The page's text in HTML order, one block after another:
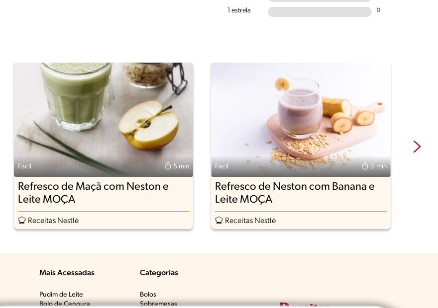
1 estrela 0
Fácil 5 min
Refresco de Maçã com Neston e
Leite MOÇA
Receitas Nestlé
Fácil 5 min
Refresco de Neston com Banana e
Leite MOÇA
Receitas Nestlé
Mais Acessadas
Pudim de Leite
Bolo de Cenoura
Categorias
Bolos
Sobremesas